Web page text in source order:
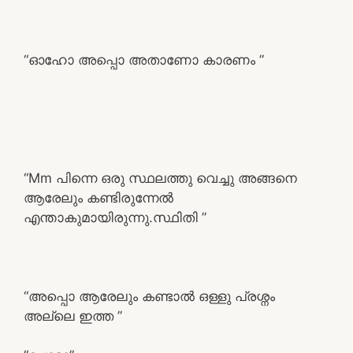
“ഓഹോ അപ്പൊ അതാണോ കാരണം ”
“Mm പിന്നെ ഒരു സ്ഥലത്തു വെച്ചു അങ്ങനെ
ആരേലും കണ്ടിരുന്നേൽ
എന്താകുമായിരുന്നു.സ്ഥിതി ”
“അപ്പൊ ആരേലും കണ്ടാൽ ഒള്ളു പ്രശ്നം
അല്ലെ ഇത്ത ”